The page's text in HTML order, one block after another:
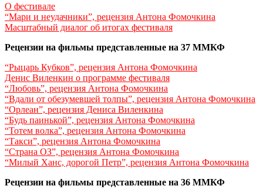
О фестивале
“Мари и неудачники”, рецензия Антона Фомочкина
Масштабный диалог об итогах фестиваля
Рецензии на фильмы представленные на 37 ММКФ
“Рыцарь Кубков”, рецензия Антона Фомочкина
Денис Виленкин о программе фестиваля
“Любовь”, рецензия Антона Фомочкина
“Вдали от обезумевшей толпы”, рецензия Антона Фомочкина
“Орлеан”, рецензия Дениса Виленкина
“Будь паинькой”, рецензия Антона Фомочкина
“Тотем волка”, рецензия Антона Фомочкина
“Такси”, рецензия Антона Фомочкина
“Страна ОЗ”, рецензия Антона Фомочкина
“Милый Ханс, дорогой Петр”, рецензия Антона Фомочкина
Рецензии на фильмы представленные на 36 ММКФ